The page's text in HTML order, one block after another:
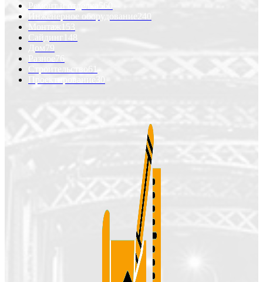
Ремонт и отделка
Инженерное оборудование
240
Монтаж 153
Сайдинг
148
Дом 79
Разное 76
Строительство
Проектирование